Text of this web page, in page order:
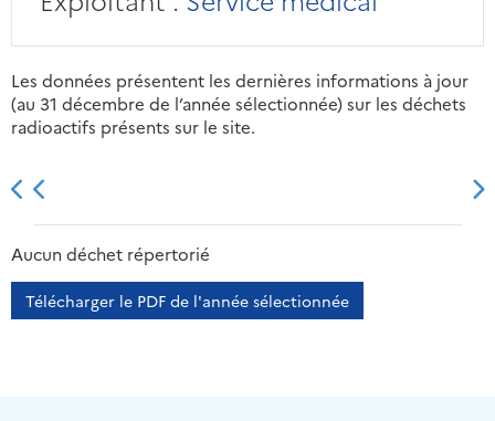
Les données présentent les dernières informations à jour
(au 31 décembre de l’année sélectionnée) sur les déchets
radioactifs présents sur le site.
2013 2014
Aucun déchet répertorié
Télécharger le PDF de l'année sélectionnée